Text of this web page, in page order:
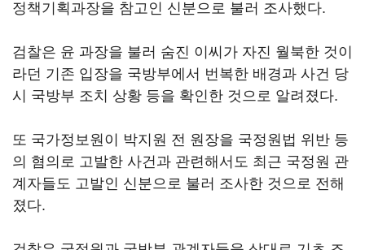
정책기획과장을 참고인 신분으로 불러 조사했다.
검찰은 윤 과장을 불러 숨진 이씨가 자진 월북한 것이
라던 기존 입장을 국방부에서 번복한 배경과 사건 당
시 국방부 조치 상황 등을 확인한 것으로 알려졌다.
또 국가정보원이 박지원 전 원장을 국정원법 위반 등
의 혐의로 고발한 사건과 관련해서도 최근 국정원 관
계자들도 고발인 신분으로 불러 조사한 것으로 전해
졌다.